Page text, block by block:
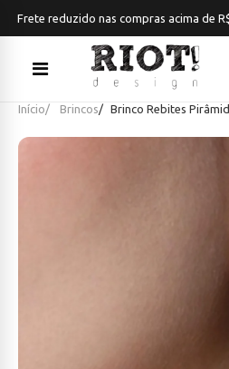
Frete reduzido nas compras acima de
Início Brincos Brinco Rebites